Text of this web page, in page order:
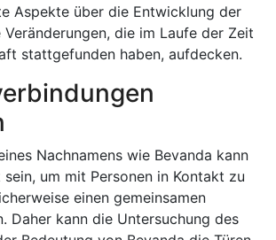
Aspekte über die Entwicklung der
Veränderungen, die im Laufe der Zeit
stattgefunden haben, aufdecken.
Nachnamens wie Bevanda kann
um mit Personen in Kontakt zu
einen gemeinsamen
Daher kann die Untersuchung des